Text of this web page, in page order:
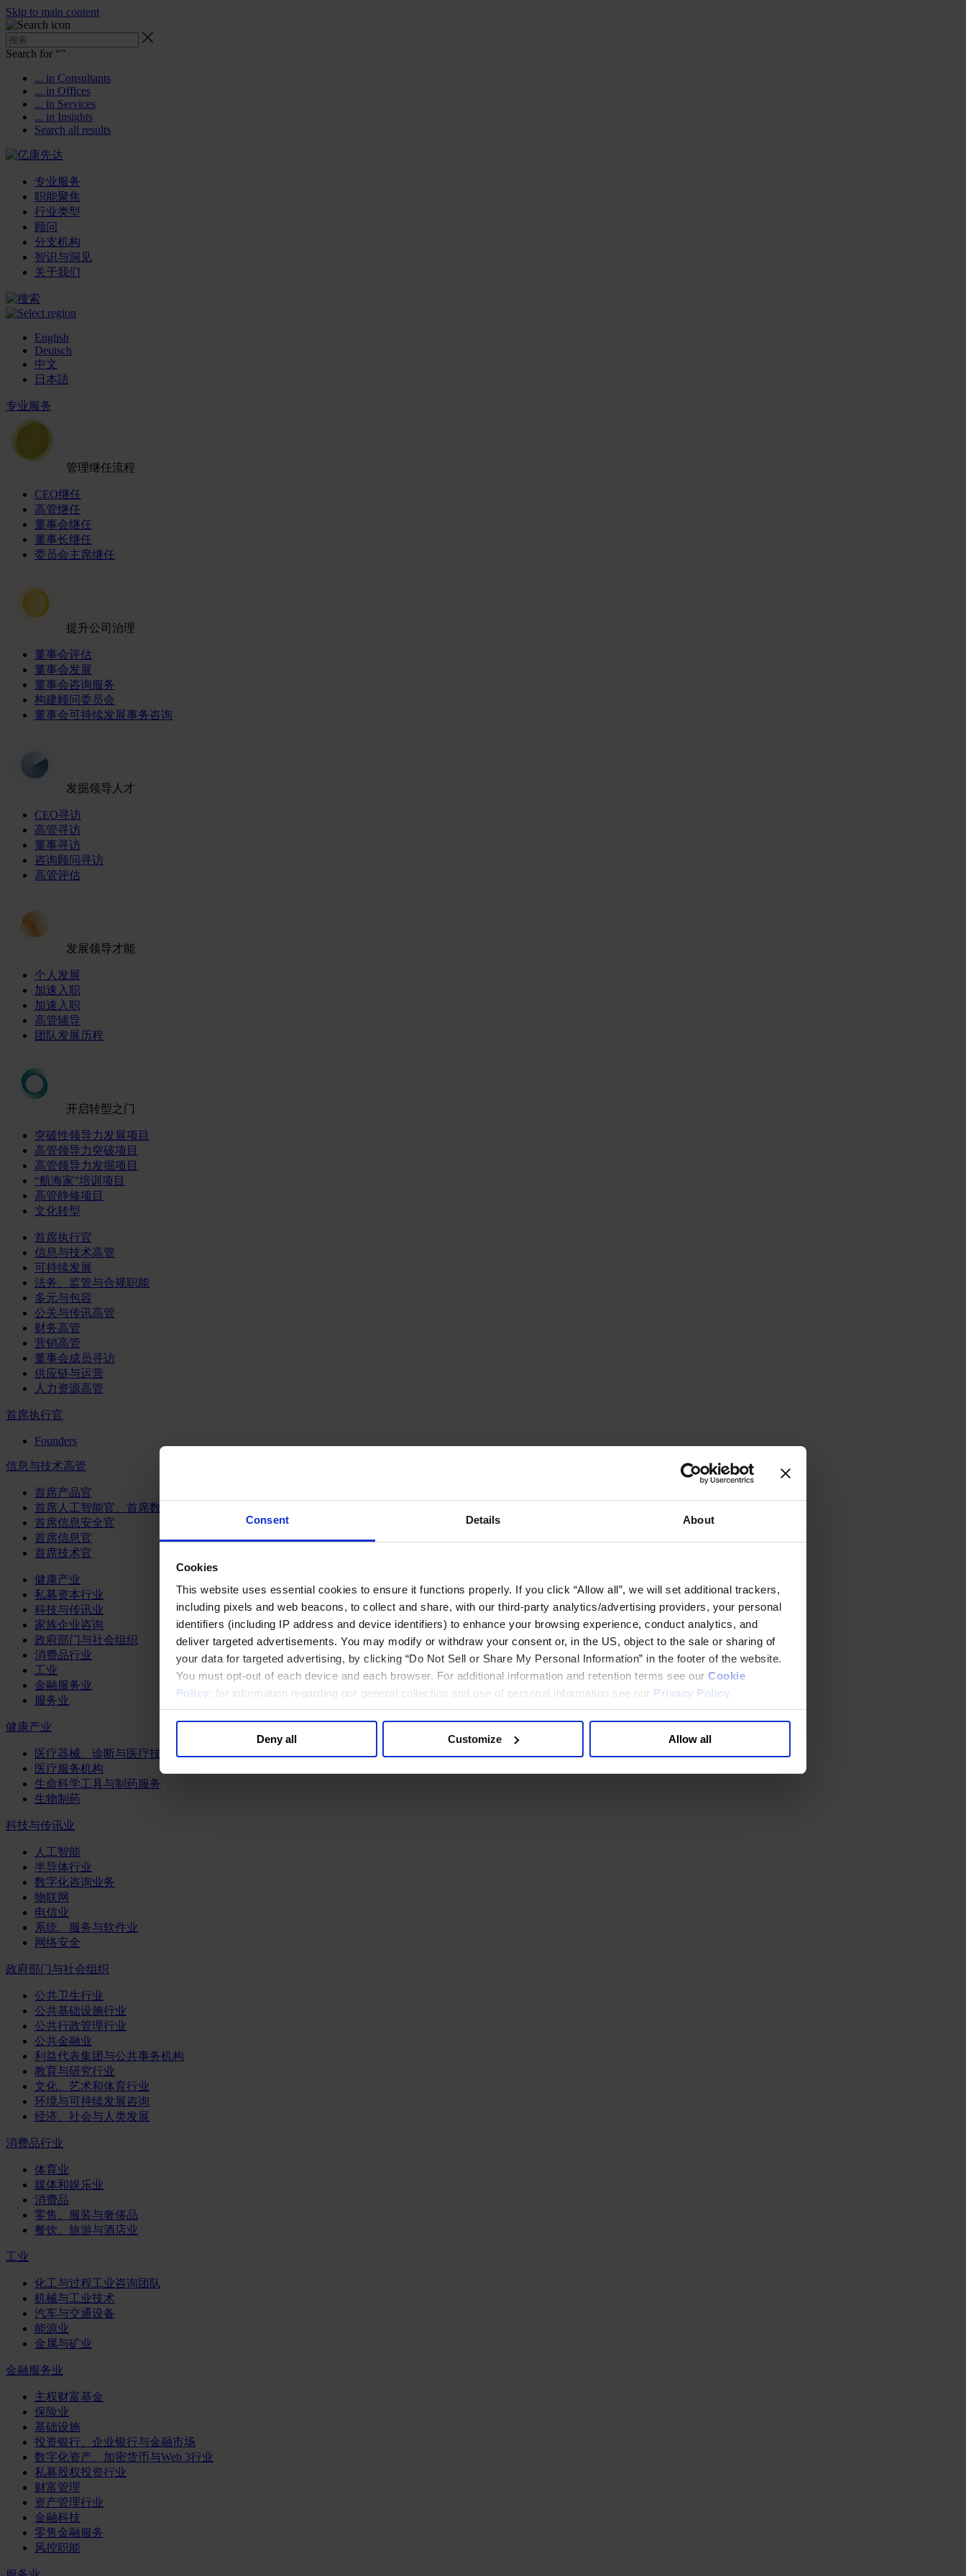
Consent Details About
Cookies
This website uses essential cookies to ensure it functions properly. If you click “Allow all”, we will set additional trackers,
including pixels and web beacons, to collect and share, with our third-party analytics/advertising providers, your personal
identifiers (including IP address and device identifiers) to enhance your browsing experience, conduct analytics, and
deliver targeted advertisements. You may modify or withdraw your consent or, in the US, object to the sale or sharing of
your data for targeted advertising, by clicking “Do Not Sell or Share My Personal Information” in the footer of the website.
You must opt-out of each device and each browser. For additional information and retention terms see our Cookie
Policy; for information regarding our general collection and use of personal information see our Privacy Policy
Deny all Customize Allow all
Skip to main content
Search for “”
... in Consultants
... in Offices
... in Services
... in Insights
Search all results
专业服务
职能聚焦
行业类型
顾问
分支机构
智识与洞见
关于我们
English
Deutsch
中文
日本語
专业服务
管理继任流程
CEO继任
高管继任
董事会继任
董事长继任
委员会主席继任
提升公司治理
董事会评估
董事会发展
董事会咨询服务
构建顾问委员会
董事会可持续发展事务咨询
发掘领导人才
CEO寻访
高管寻访
董事寻访
咨询顾问寻访
高管评估
发展领导才能
个人发展
加速入职
加速入职
高管辅导
团队发展历程
开启转型之门
突破性领导力发展项目
高管领导力突破项目
高管领导力发掘项目
“航海家”培训项目
高管静修项目
文化转型
首席执行官
信息与技术高管
可持续发展
法务、监管与合规职能
多元与包容
公关与传讯高管
财务高管
营销高管
董事会成员寻访
供应链与运营
人力资源高管
首席执行官
Founders
信息与技术高管
首席产品官
首席人工智能官、首席数据官和首席数据解析官
首席信息安全官
首席信息官
首席技术官
健康产业
私募资本行业
科技与传讯业
家族企业咨询
政府部门与社会组织
消费品行业
工业
金融服务业
服务业
健康产业
医疗器械、诊断与医疗技术
医疗服务机构
生命科学工具与制药服务
生物制药
科技与传讯业
人工智能
半导体行业
数字化咨询业务
物联网
电信业
系统、服务与软件业
网络安全
政府部门与社会组织
公共卫生行业
公共基础设施行业
公共行政管理行业
公共金融业
利益代表集团与公共事务机构
教育与研究行业
文化、艺术和体育行业
环境与可持续发展咨询
经济、社会与人类发展
消费品行业
体育业
媒体和娱乐业
消费品
零售、服装与奢侈品
餐饮、旅游与酒店业
工业
化工与过程工业咨询团队
机械与工业技术
汽车与交通设备
能源业
金属与矿业
金融服务业
主权财富基金
保险业
基础设施
投资银行、企业银行与金融市场
数字化资产、加密货币与Web 3行业
私募股权投资行业
财富管理
资产管理行业
金融科技
零售金融服务
风控职能